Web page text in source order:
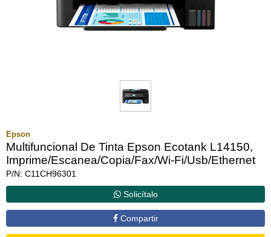
Epson
Multifuncional De Tinta Epson Ecotank L14150,
Imprime/Escanea/Copia/Fax/Wi-Fi/Usb/Ethernet
P/N: C11CH96301
Solicítalo
Compartir